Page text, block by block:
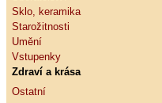
Sklo, keramika
Starožitnosti
Umění
Vstupenky
Zdraví a krása
Ostatní